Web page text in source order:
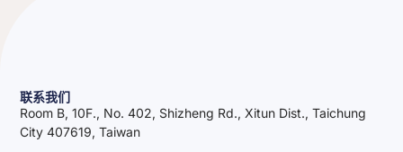
联系我们
Room B, 10F., No. 402, Shizheng Rd., Xitun Dist., Taichung
City 407619, Taiwan